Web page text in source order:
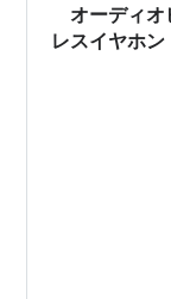
オーディオ
レスイヤホ